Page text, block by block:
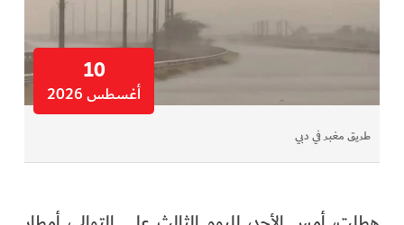
10
أغسطس 2026
طريق مغبر في دبي